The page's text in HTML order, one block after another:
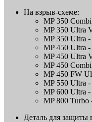
На взрыв-схеме:
MP 350
MP 350 Ultra
MP 350 Ultra
MP 450 Ultra
MP 450 Ultra
MP 450
MP 450 FW
MP 550 Ultra
MP 600 Ultra
MP 800
Деталь для защиты